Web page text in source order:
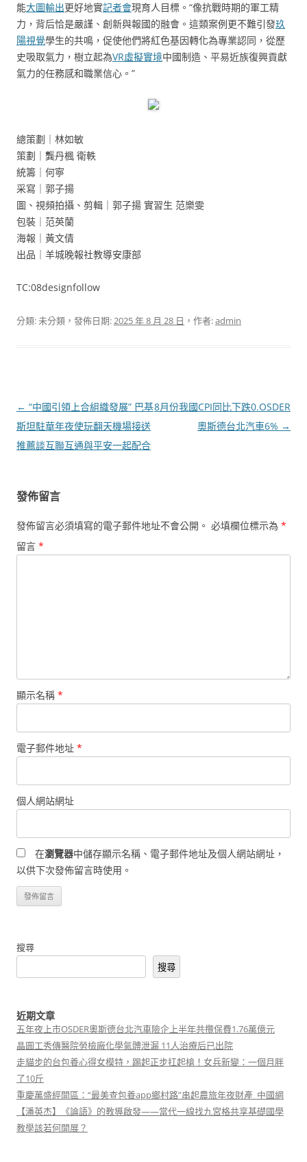
能大圖輸出更好地實記者會現育人目標。“像抗戰時期的軍工精
力，背后恰是嚴謹、創新與報國的融會。這類案例更不難引發玖
陽視覺學生的共鳴，促使他們將紅色基因轉化為專業認同，從歷
史吸取氣力，樹立起為VR虛擬實境中國制造、平易近族復興貢獻
氣力的任務感和職業信心。”
總策劃｜林如敏
策劃｜龔丹楓 衛軼
統籌｜何寧
采寫｜郭子揚
圖、視頻拍攝、剪輯｜郭子揚 實習生 范樂雯
包裝｜范英蘭
海報｜黃文倩
出品｜羊城晚報社教導安康部
TC:08designfollow
分類: 未分類，發佈日期:2025 年 8 月 28 日 ，作者:admin
文
章
導
← “中國引領上合組織發展” 巴基
斯坦駐華年夜使玩翻天機場接送
推薦談互聯互通與平安一起配合
8月份我國CPI同比下跌0.OSDER
奧斯德台北汽車6% →
發佈留言
發佈留言必須填寫的電子郵件地址不會公開。 必填欄位標示為 *
留言 *
顯示名稱 *
電子郵件地址 *
個人網站網址
在瀏覽器中儲存顯示名稱、電子郵件地址及個人網站網址，
以供下次發佈留言時使用。
搜尋
搜尋
近期文章
五年夜上市OSDER奧斯德台北汽車險企上半年共攬保費1.76萬億元
晶圓工秀傳醫院勞檢廠化學氣體泄漏 11人治療后已出院
走貓步的台包養心得女模特，踢起正步扛起槍！女兵新變：一個月胖
了10斤
重慶萬盛經開區：“最美查包養app鄉村路”串起農旅年夜財產_中國網
【潘英杰】《論語》的教導啟發——當代一線找九宮格共享基礎國學
教學該若何開展？